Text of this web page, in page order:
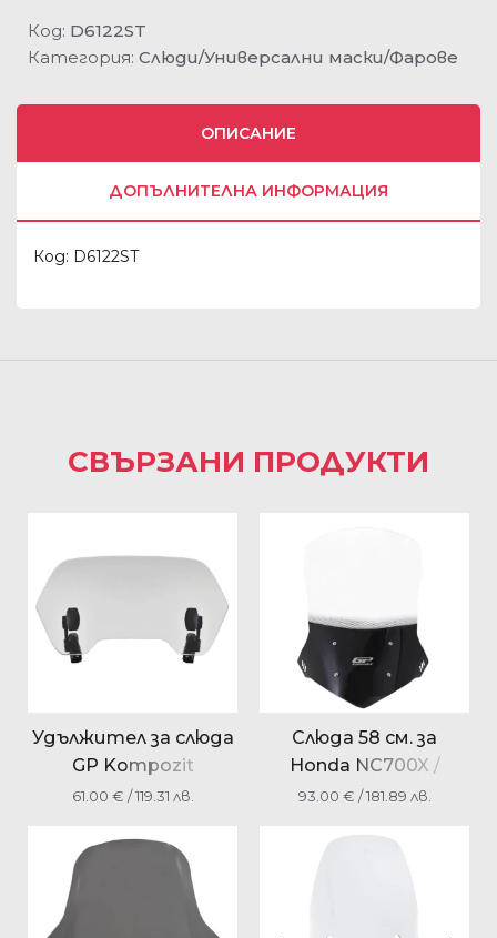
Код: D6122ST
Категория: Слюди/Универсални маски/Фарове
ОПИСАНИЕ
ДОПЪЛНИТЕЛНА ИНФОРМАЦИЯ
Код: D6122ST
СВЪРЗАНИ ПРОДУКТИ
Удължител за слюда
GP Kompozit
универсално
61.00 € / 119.31 лв.
Слюда 58 см. за
Honda NC700X /
NC750X 2016-2020
93.00 € / 181.89 лв.